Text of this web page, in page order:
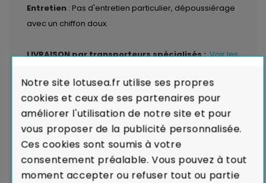
Entretien : Pas d'entretien particulier, dépoussiérage
avec un chiffon doux.
LIVRAISON par transporteurs spécialisés :Voir les
Garantie de Conformité : Satisfait ou
Remboursé.En cas de défaut majeur sur un produit
reçu ou de non-conformité par rapport à votre
commande, nous remplaçons aussitôt votre meuble.
Voir Charte de Qualité
Notre site lotusea.fr utilise ses propres
cookies et ceux de ses partenaires pour
améliorer l'utilisation de notre site et pour
vous proposer de la publicité personnalisée.
Ces cookies sont soumis à votre
consentement préalable. Vous pouvez à tout
moment accepter ou refuser tout ou partie